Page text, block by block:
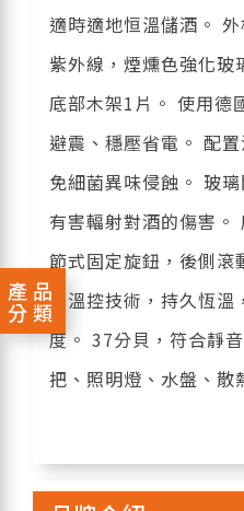
產品
分類
適時適地恒溫儲酒。
紫外線，煙燻色強化玻
底部木架1片。 使用德
避震、穩壓省電。 配
免細菌異味侵蝕。 玻
有害輻射對酒的傷害。
節式固定旋鈕，後側滾
示溫控技術，持久恆溫
度。 37分貝，符合靜
把、照明燈、水盤、